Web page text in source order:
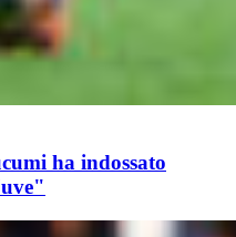
ha indossato